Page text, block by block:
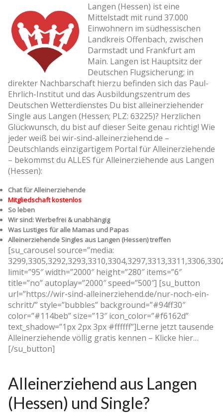
Langen (Hessen) ist eine
Mittelstadt mit rund 37.000
Einwohnern im südhessischen
Landkreis Offenbach, zwischen
Darmstadt und Frankfurt am
Main. Langen ist Hauptsitz der
Deutschen Flugsicherung; in
direkter Nachbarschaft hierzu befinden sich das Paul-
Ehrlich-Institut und das Ausbildungszentrum des
Deutschen Wetterdienstes Du bist alleinerziehender
Single aus Langen (Hessen; PLZ: 63225)? Herzlichen
Glückwunsch, du bist auf dieser Seite genau richtig! Wie
jeder weiß bei wir-sind-alleinerziehend.de –
Deutschlands einzigartigem Portal für Alleinerziehende
– bekommst du ALLES für Alleinerziehende aus Langen
(Hessen):
Chat für Alleinerziehende
Mitgliedschaft kostenlos
So leben
Wir sind: Werbefrei & unabhängig
Was Lustiges für alle Mamas und Papas
Alleinerziehende Singles aus Langen (Hessen) treffen
[su_carousel source=”media:
limit=”95″ width=”2000″ height=”280″ items=”6″
title=”no” autoplay=”2000″ speed=”500″] [su_button
url=”https://wir-sind-alleinerziehend.de/nur-noch-ein-
schritt/” style=”bubbles” background=”#94ff30″
color=”#114beb” size=”13″ icon_color=”#f6162d”
text_shadow=”1px 2px 3px #ffffff”]Lerne jetzt tausende
Alleinerziehende völlig gratis kennen – Klicke hier…
[/su_button]
Alleinerziehend aus Langen
(Hessen) und Single?